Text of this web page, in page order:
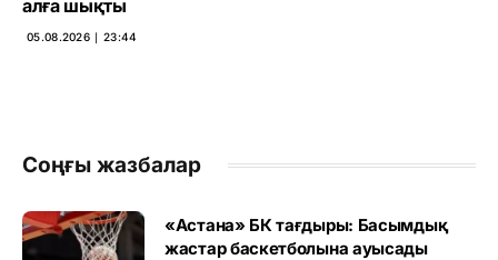
алға шықты
05.08.2026 ∣ 23:44
Соңғы жазбалар
«Астана» БК тағдыры: Басымдық
жастар баскетболына ауысады